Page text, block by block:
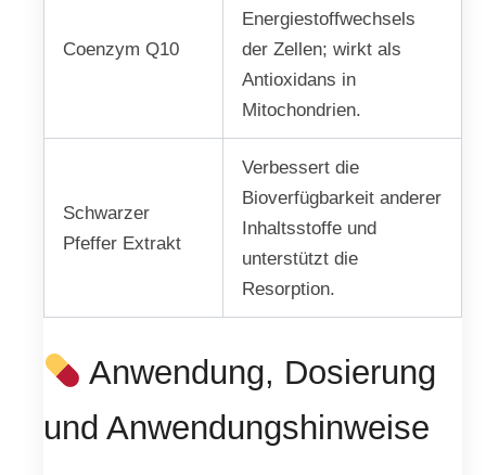
Coenzym Q10
Energiestoffwechsels
der Zellen; wirkt als
Antioxidans in
Mitochondrien.
Schwarzer
Pfeffer Extrakt
Verbessert die
Bioverfügbarkeit anderer
Inhaltsstoffe und
unterstützt die
Resorption.
Anwendung, Dosierung
und Anwendungshinweise